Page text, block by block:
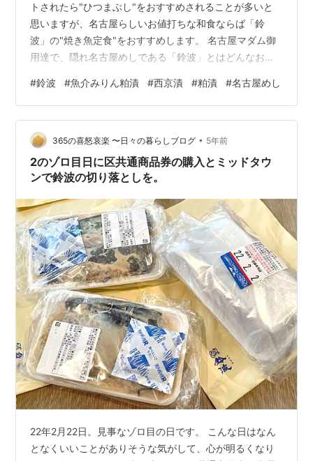
トされたら"ひつまぶし"をおすすめされることが多いと
思いますが、名古屋らしいお値打ちな和食ならば「鈴
波」の"焼き魚定食"をおすすめします。 名古屋マダム御
用達で、隠れ名古屋めしである「鈴波」とはどんなお店
きました。 食レポあります。 お楽しみに。 鈴波とは？
大和屋の守口漬とは？ 魚介みりん粕漬の秘密 アクセス
営業時間 定休日 メニュー 日曜日のランチタイムの混雑
状況は？ 実食レポート 今回食べた定食 焼き魚以外のメ
ニューもこだわっています 焼き魚に合うごはん 八丁味噌
の赤だし 丹波黒豆 漬…
#鈴波 #魚介みりん粕漬 #西京漬 #粕漬 #名古屋めし
365の喜怒哀楽 〜日々の暮らしブログ • 5年前
2のゾロ目日に区共通商品券の購入とミッドタウ
ンで鈴波の切り落としを。
22年2月22日。見事なゾロ目の日です。 こんな日はなん
となくいいことがありそうな気がして、心が明るくなり